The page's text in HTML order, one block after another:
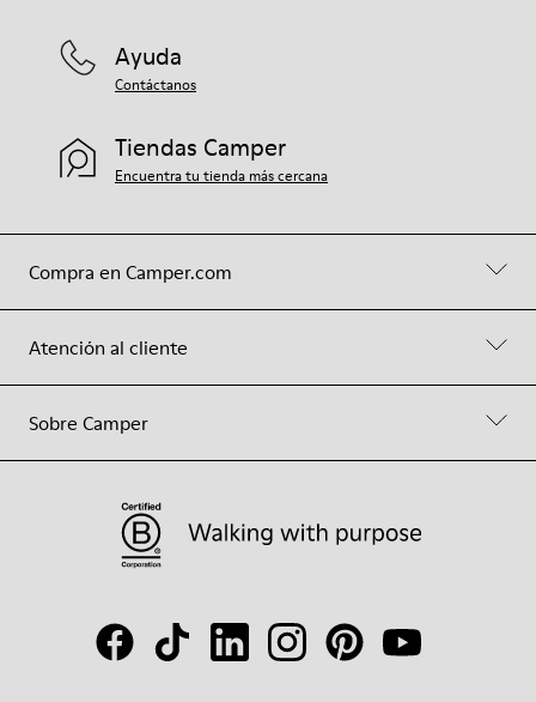
Compra en Camper.com
Atención al cliente
Sobre Camper
Ayuda
Contáctanos
Tiendas Camper
Encuentra tu tienda más cercana